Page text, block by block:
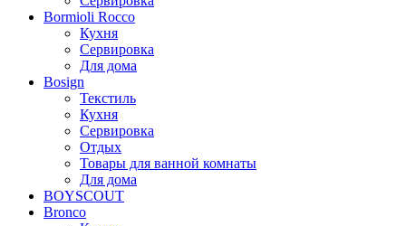
Bormioli Rocco
Кухня
Сервировка
Для дома
Bosign
Текстиль
Кухня
Сервировка
Отдых
Товары для ванной комнаты
Для дома
BOYSCOUT
Bronco